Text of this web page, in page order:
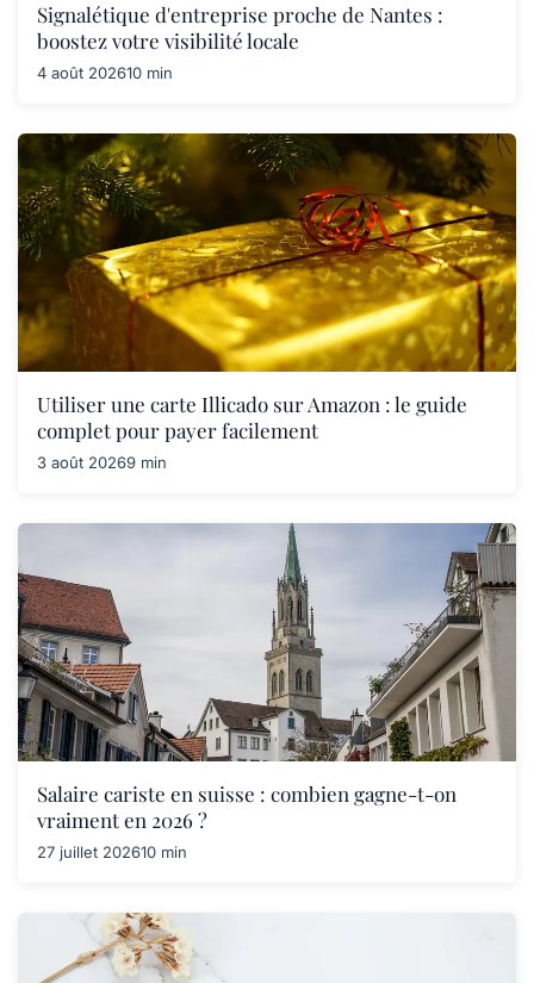
Signalétique d'entreprise proche de Nantes :
boostez votre visibilité locale
4 août 202610 min
Utiliser une carte Illicado sur Amazon : le guide
complet pour payer facilement
3 août 20269 min
Salaire cariste en suisse : combien gagne-t-on
vraiment en 2026 ?
27 juillet 202610 min